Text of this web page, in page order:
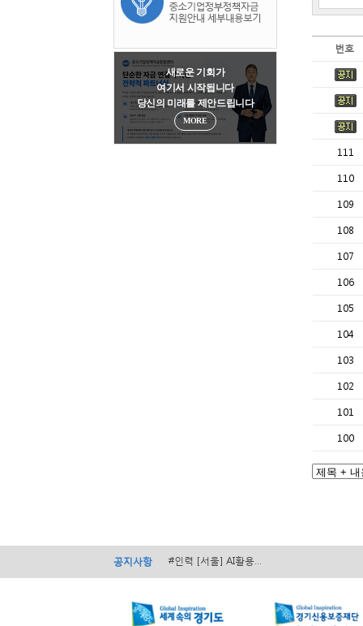
새로운 기회가
여기서 시작됩니다
당신의 미래를 제안드립니다
MORE
번호
111
110
109
108
107
106
105
104
103
102
101
100
공지사항
#인력 [서울] AI활용...
#인력 [전국] 2026...
#경영 [서울] 서초구 ...